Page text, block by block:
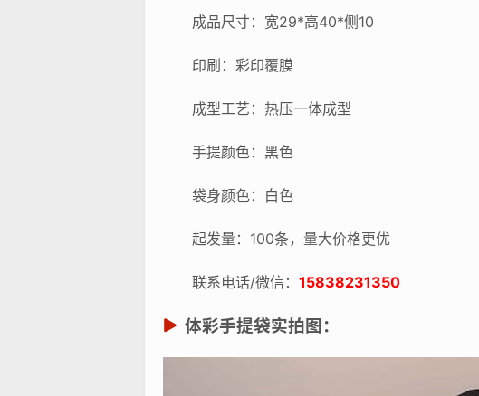
成品尺寸：宽29*高40*侧10
印刷：彩印覆膜
成型工艺：热压一体成型
手提颜色：黑色
袋身颜色：白色
起发量：100条，量大价格更优
联系电话/微信： 15838231350
体彩手提袋实拍图：